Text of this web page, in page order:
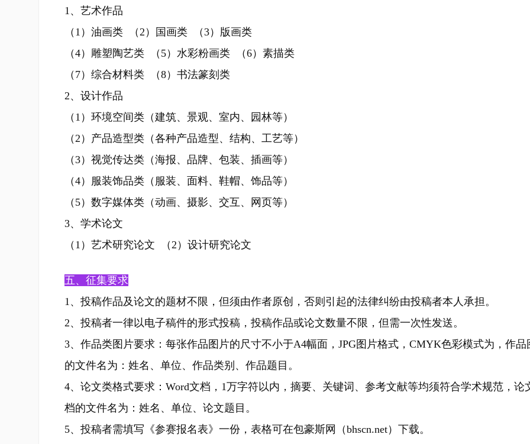
1、艺术作品
（1）油画类 （2）国画类 （3）版画类
（4）雕塑陶艺类 （5）水彩粉画类 （6）素描类
（7）综合材料类 （8）书法篆刻类
2、设计作品
（1）环境空间类（建筑、景观、室内、园林等）
（2）产品造型类（各种产品造型、结构、工艺等）
（3）视觉传达类（海报、品牌、包装、插画等）
（4）服装饰品类（服装、面料、鞋帽、饰品等）
（5）数字媒体类（动画、摄影、交互、网页等）
3、学术论文
（1）艺术研究论文 （2）设计研究论文
五、征集要求
1、投稿作品及论文的题材不限，但须由作者原创，否则引起的法律纠纷由投稿者本人承担。
2、投稿者一律以电子稿件的形式投稿，投稿作品或论文数量不限，但需一次性发送。
3、作品类图片要求：每张作品图片的尺寸不小于A4幅面，JPG图片格式，CMYK色彩模式为，作品
的文件名为：姓名、单位、作品类别、作品题目。
4、论文类格式要求：Word文档，1万字符以内，摘要、关键词、参考文献等均须符合学术规范，论
档的文件名为：姓名、单位、论文题目。
5、投稿者需填写《参赛报名表》一份，表格可在包豪斯网（bhscn.net）下载。